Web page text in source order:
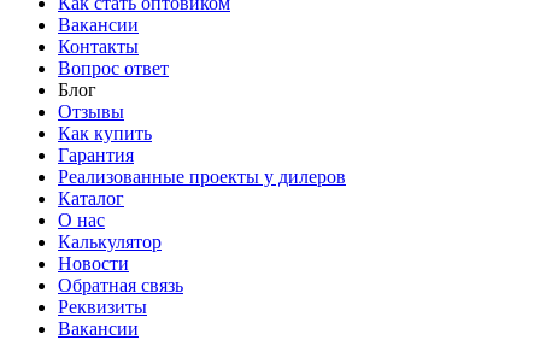
Вакансии
Контакты
Вопрос ответ
Блог
Отзывы
Как купить
Гарантия
Реализованные проекты у дилеров
Каталог
О нас
Калькулятор
Новости
Обратная связь
Реквизиты
Вакансии